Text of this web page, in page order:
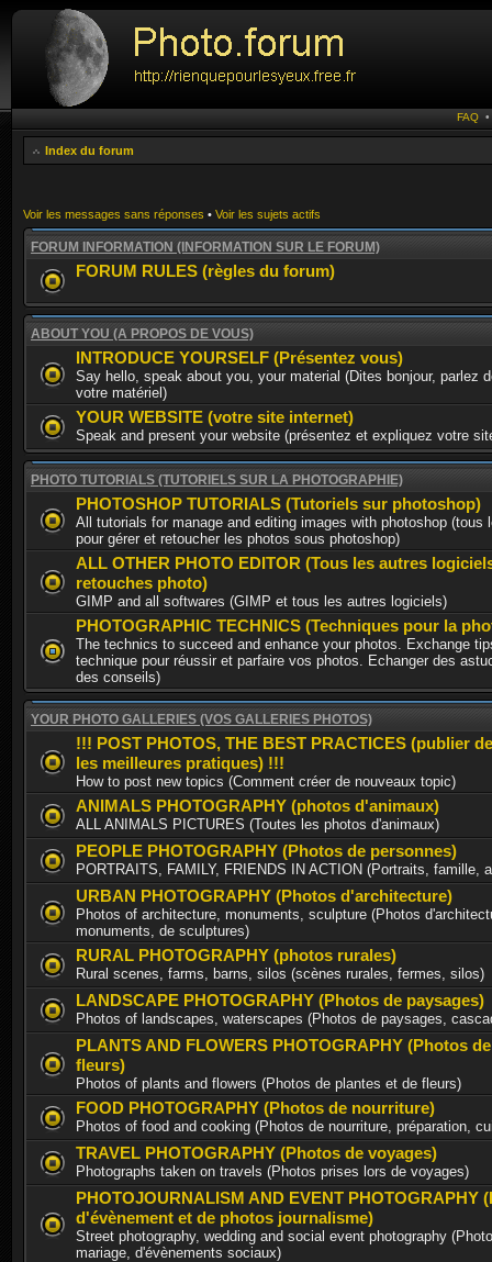
FAQ
Index du forum
Voir les messages sans réponses • Voir les sujets actifs
FORUM INFORMATION (INFORMATION SUR LE FORUM)
FORUM RULES (règles du forum)
ABOUT YOU (A PROPOS DE VOUS)
INTRODUCE YOURSELF (Présentez vous)
Say hello, speak about you, your material (Dites bonjour, parlez
votre matériel)
YOUR WEBSITE (votre site internet)
Speak and present your website (présentez et expliquez votre
PHOTO TUTORIALS (TUTORIELS SUR LA PHOTOGRAPHIE)
PHOTOSHOP TUTORIALS (Tutoriels sur photoshop)
All tutorials for manage and editing images with photoshop (tous
pour gérer et retoucher les photos sous photoshop)
ALL OTHER PHOTO EDITOR (Tous les autres
retouches photo)
GIMP and all softwares (GIMP et tous les autres logiciels)
PHOTOGRAPHIC TECHNICS (Techniques pour la
The technics to succeed and enhance your photos. Exchange
technique pour réussir et parfaire vos photos. Echanger des
des conseils)
YOUR PHOTO GALLERIES (VOS GALLERIES PHOTOS)
!!! POST PHOTOS, THE BEST PRACTICES (publier
les meilleures pratiques) !!!
How to post new topics (Comment créer de nouveaux topic)
ANIMALS PHOTOGRAPHY (photos d'animaux)
ALL ANIMALS PICTURES (Toutes les photos d'animaux)
PEOPLE PHOTOGRAPHY (Photos de personnes)
PORTRAITS, FAMILY, FRIENDS IN ACTION (Portraits, famille,
URBAN PHOTOGRAPHY (Photos d'architecture)
Photos of architecture, monuments, sculpture (Photos
monuments, de sculptures)
RURAL PHOTOGRAPHY (photos rurales)
Rural scenes, farms, barns, silos (scènes rurales, fermes, silos)
LANDSCAPE PHOTOGRAPHY (Photos de paysages)
Photos of landscapes, waterscapes (Photos de paysages,
PLANTS AND FLOWERS PHOTOGRAPHY (Photos
fleurs)
Photos of plants and flowers (Photos de plantes et de fleurs)
FOOD PHOTOGRAPHY (Photos de nourriture)
Photos of food and cooking (Photos de nourriture, préparation,
TRAVEL PHOTOGRAPHY (Photos de voyages)
Photographs taken on travels (Photos prises lors de voyages)
PHOTOJOURNALISM AND EVENT PHOTOGRAPHY
d'évènement et de photos journalisme)
Street photography, wedding and social event photography
mariage, d'évènements sociaux)